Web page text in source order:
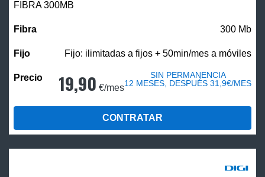
FIBRA 300MB
300 Mb
Fijo: ilimitadas a fijos + 50min/mes a móviles
19,90 €/mes
SIN PERMANENCIA
12 MESES, DESPUÉS 31,9€/MES
CONTRATAR